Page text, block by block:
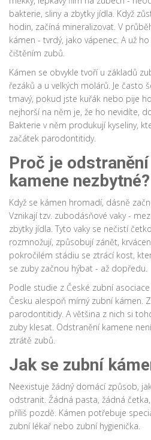
bakterie, sliny a zbytky jídla. Když
hodin, začíná mineralizovat. V
kámen - tvrdý, jako vápenec. A už
čištěním zubů.
Kámen se obvykle tvoří u základů
řezáků a u velkých molárů. Je často
tmavý, pokud jste kuřák nebo pije
nejhorší na něm je, že ho nevidíte,
Bakterie v něm produkují kyseliny,
začátek parodontitidy.
Proč je
kamene nezbytné?
Když se kámen hromadí, dásně
Vznikají tzv. zubodásňové vaky -
zbytky jídla. Tyto vaky se nečistí
rozmnožují, způsobují zánět,
pokročilém stádiu se ztrácí kost,
se zuby začnou hýbat - až dopředu.
Podle studie z České zubní
Česku alespoň mírný zubní kámen.
parodontitidy. A většina z nich si
zuby klesat. Odstranění kamene
ztrátě zubů.
Jak se zubní
Neexistuje žádný domácí způsob,
odstranit. Žádná pasta, žádná
příliš pozdě. Kámen potřebuje
zubní lékař nebo zubní hygienička.